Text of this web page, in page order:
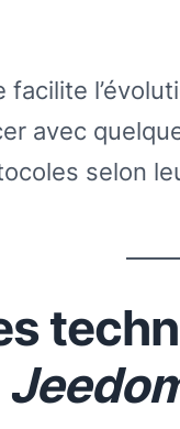
avec
selon